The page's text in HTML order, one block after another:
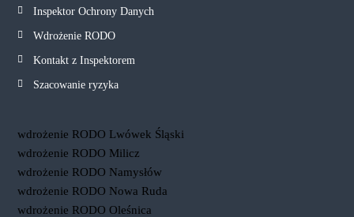
Inspektor Ochrony Danych
Wdrożenie RODO
Kontakt z Inspektorem
Szacowanie ryzyka
wdrożenie RODO Lwówek Śląski
wdrożenie RODO Milicz
wdrożenie RODO Namysłów
wdrożenie RODO Nowa Ruda
wdrożenie RODO Oleśnica